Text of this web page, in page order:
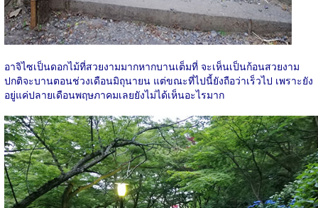
อาจิไซเป็นดอกไม้ที่สวยงามมากหากบานเต็มที่ จะเห็นเป็นก้อนสวยงาม
ปกติจะบานตอนช่วงเดือนมิถุนายน แต่ขณะที่ไปนี้ยังถือว่าเร็วไป เพราะยัง
อยู่แค่ปลายเดือนพฤษภาคมเลยยังไม่ได้เห็นอะไรมาก